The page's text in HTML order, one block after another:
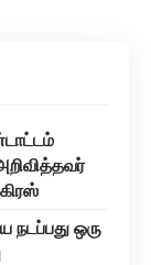
நடப்பது ஒரு